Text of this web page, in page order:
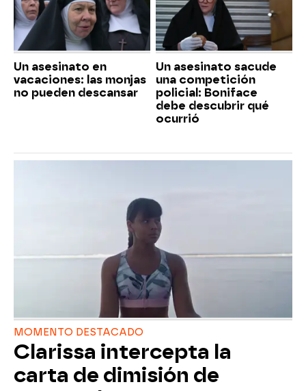
Un asesinato en
vacaciones: las monjas
no pueden descansar
Un asesinato sacude
una competición
policial: Boniface
debe descubrir qué
ocurrió
MOMENTO DESTACADO
Clarissa intercepta la
carta de dimisión de